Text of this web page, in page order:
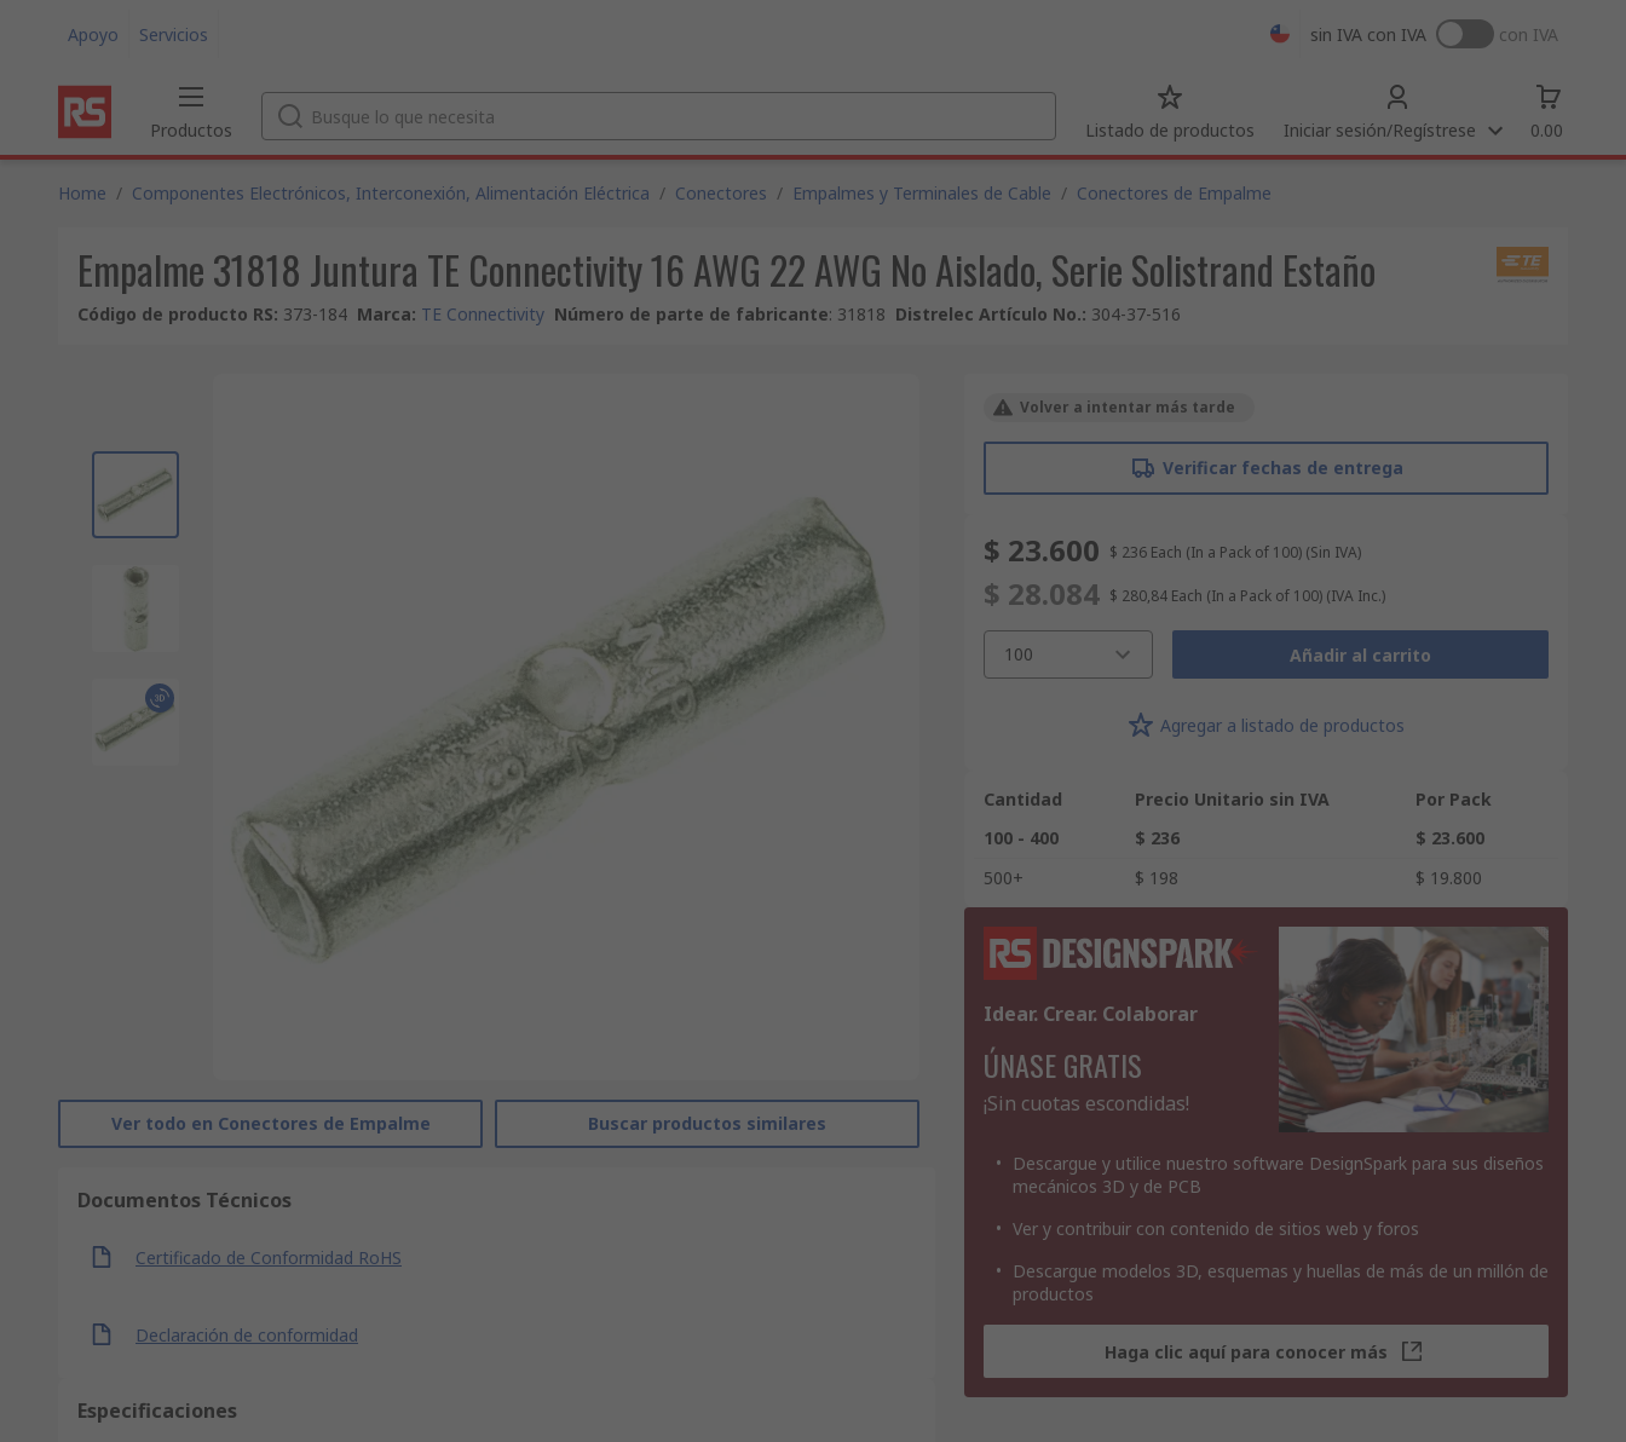
Apoyo Servicios sin IVA con IVA con IVA
Productos Listado de productos Iniciar sesión/Regístrese 0.00
Home / Componentes Electrónicos, Interconexión, Alimentación Eléctrica / Conectores / Empalmes y Terminales de Cable / Conectores de Empalme
Empalme 31818 Juntura TE Connectivity 16 AWG 22 AWG No Aislado, Serie Solistrand Estaño
Código de producto RS: 373-184 Marca: TE Connectivity Número de parte de fabricante: 31818 Distrelec Artículo No.: 304-37-516
Ver todo en Conectores de Empalme Buscar productos similares
Documentos Técnicos
Certificado de Conformidad RoHS
Declaración de conformidad
Especificaciones
Volver a intentar más tarde
Verificar fechas de entrega
$ 23.600 $ 236 Each (In a Pack of 100) (Sin IVA)
$ 28.084 $ 280,84 Each (In a Pack of 100) (IVA Inc.)
100 Añadir al carrito
Agregar a listado de productos
Cantidad Precio Unitario sin IVA
Por Pack
100 - 400
$ 236
$ 23.600
500+
$ 198 $ 19.800
Idear. Crear. Colaborar
ÚNASE GRATIS
¡Sin cuotas escondidas!
Descargue y utilice nuestro software DesignSpark para sus diseños
mecánicos 3D y de PCB
Ver y contribuir con contenido de sitios web y foros
Descargue modelos 3D, esquemas y huellas de más de un millón de
productos
Haga clic aquí para conocer más